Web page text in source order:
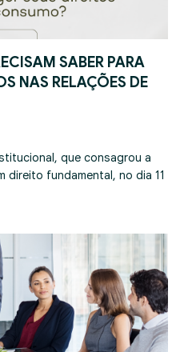
SABER PARA
NAS RELAÇÕES DE
que consagrou a
direito fundamental, no dia 11